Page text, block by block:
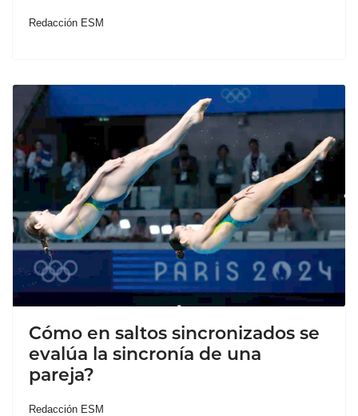
Redacción ESM
Cómo en saltos sincronizados se
evalúa la sincronía de una
pareja?
Redacción ESM